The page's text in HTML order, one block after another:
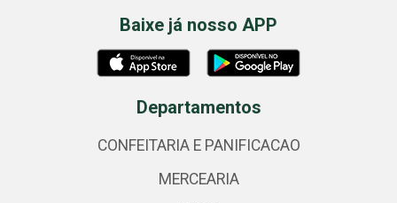
Baixe já nosso APP
Departamentos
CONFEITARIA E PANIFICACAO
MERCEARIA